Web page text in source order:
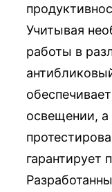
Учитывая
работы в
освещении,
гарантирует